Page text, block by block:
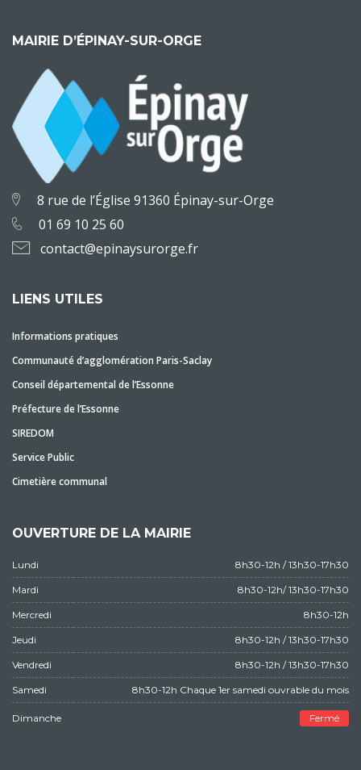
MAIRIE D’ÉPINAY-SUR-ORGE
8 rue de l’Église 91360 Épinay-sur-Orge
01 69 10 25 60
contact@epinaysurorge.fr
LIENS UTILES
Informations pratiques
Communauté d’agglomération Paris-Saclay
Conseil départemental de l’Essonne
Préfecture de l’Essonne
SIREDOM
Service Public
Cimetière communal
OUVERTURE DE LA MAIRIE
Lundi 8h30-12h / 13h30-17h30
Mardi 8h30-12h/ 13h30-17h30
Mercredi 8h30-12h
Jeudi 8h30-12h / 13h30-17h30
Vendredi 8h30-12h / 13h30-17h30
Samedi 8h30-12h Chaque 1er samedi ouvrable du mois
Dimanche Fermé